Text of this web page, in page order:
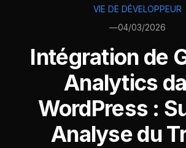
VIE DE DÉVELOPPEUR
—04/03/2026
Intégration de
Analytics
WordPress :
Analyse du